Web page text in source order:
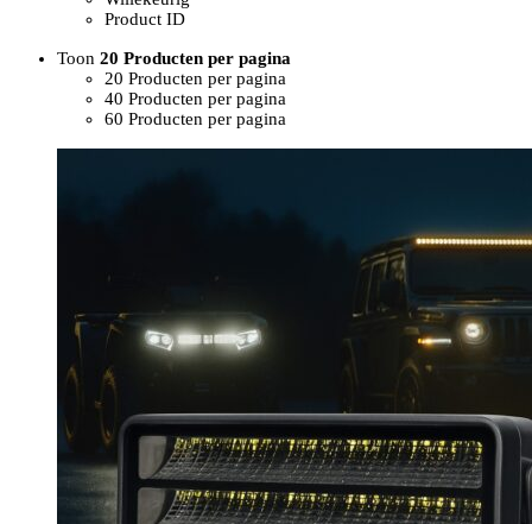
Product ID
Toon 20 Producten per pagina
20 Producten per pagina
40 Producten per pagina
60 Producten per pagina